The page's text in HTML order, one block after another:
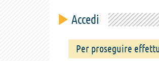
Accedi
Per proseguire